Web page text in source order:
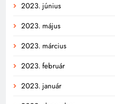
2023. június
2023. május
2023. március
2023. február
2023. január